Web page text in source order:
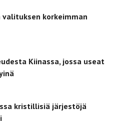
valituksen korkeimman
Kiinassa, jossa useat
kristillisiä järjestöjä